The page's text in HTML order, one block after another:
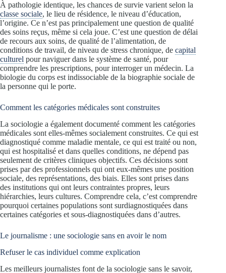
À pathologie identique, les chances de survie varient selon la
classe sociale, le lieu de résidence, le niveau d’éducation,
l’origine. Ce n’est pas principalement une question de qualité
des soins reçus, même si cela joue. C’est une question de délai
de recours aux soins, de qualité de l’alimentation, de
conditions de travail, de niveau de stress chronique, de capital
culturel pour naviguer dans le système de santé, pour
comprendre les prescriptions, pour interroger un médecin. La
biologie du corps est indissociable de la biographie sociale de
la personne qui le porte.
Comment les catégories médicales sont construites
La sociologie a également documenté comment les catégories
médicales sont elles-mêmes socialement construites. Ce qui est
diagnostiqué comme maladie mentale, ce qui est traité ou non,
qui est hospitalisé et dans quelles conditions, ne dépend pas
seulement de critères cliniques objectifs. Ces décisions sont
prises par des professionnels qui ont eux-mêmes une position
sociale, des représentations, des biais. Elles sont prises dans
des institutions qui ont leurs contraintes propres, leurs
hiérarchies, leurs cultures. Comprendre cela, c’est comprendre
pourquoi certaines populations sont surdiagnostiquées dans
certaines catégories et sous-diagnostiquées dans d’autres.
Le journalisme : une sociologie sans en avoir le nom
Refuser le cas individuel comme explication
Les meilleurs journalistes font de la sociologie sans le savoir,